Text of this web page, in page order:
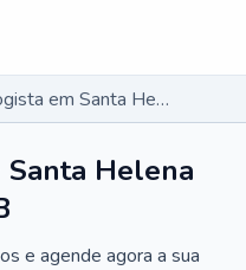
Ginecologista em Santa Helena - PB
Helena
e agende agora a sua